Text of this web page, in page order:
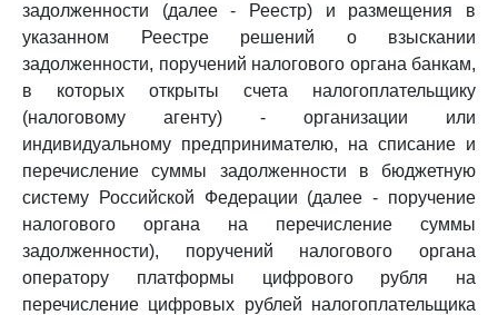
задолженности (далее - Реестр) и размещения в
указанном Реестре решений о взыскании
задолженности, поручений налогового органа банкам,
в которых открыты счета налогоплательщику
(налоговому агенту) - организации или
индивидуальному предпринимателю, на списание и
перечисление суммы задолженности в бюджетную
систему Российской Федерации (далее - поручение
налогового органа на перечисление суммы
задолженности), поручений налогового органа
оператору платформы цифрового рубля на
перечисление цифровых рублей налогоплательщика